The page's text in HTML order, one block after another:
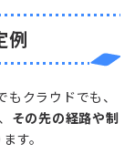
例
クラウドでも、
、 その先の経路や制
す。